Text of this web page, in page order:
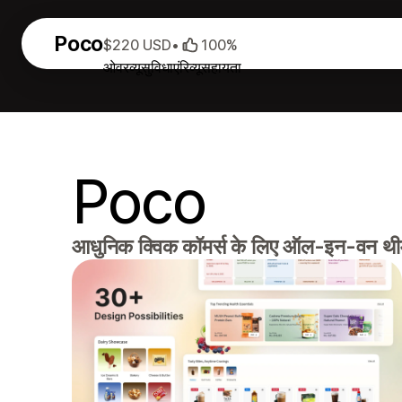
Poco
ओवरव्यूसुविधाएंरिव्यूसहायता
$220 USD• 100%
Poco
आधुनिक क्विक कॉमर्स के लिए ऑल-इन-वन